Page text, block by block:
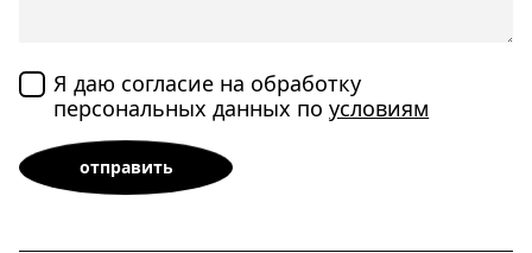
Я даю согласие на обработку
персональных данных поусловиям